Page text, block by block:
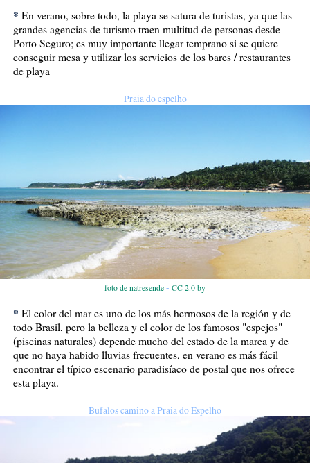
* En verano, sobre todo, la playa se satura de turistas, ya que las
grandes agencias de turismo traen multitud de personas desde
Porto Seguro; es muy importante llegar temprano si se quiere
conseguir mesa y utilizar los servicios de los bares / restaurantes
de playa
Praia do espelho
foto de natresende - CC 2.0 by
* El color del mar es uno de los más hermosos de la región y de
todo Brasil, pero la belleza y el color de los famosos "espejos"
(piscinas naturales) depende mucho del estado de la marea y de
que no haya habido lluvias frecuentes, en verano es más fácil
encontrar el típico escenario paradisíaco de postal que nos ofrece
esta playa.
Bufalos camino a Praia do Espelho